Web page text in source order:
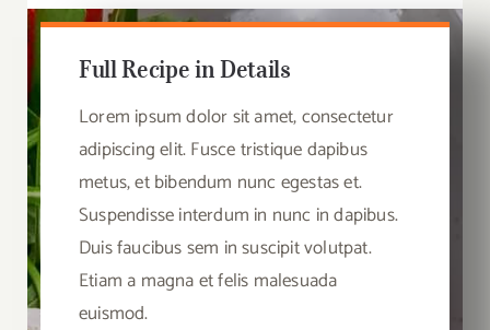
Full Recipe in Details
Lorem ipsum dolor sit amet, consectetur
adipiscing elit. Fusce tristique dapibus
metus, et bibendum nunc egestas et.
Suspendisse interdum in nunc in dapibus.
Duis faucibus sem in suscipit volutpat.
Etiam a magna et felis malesuada
euismod.